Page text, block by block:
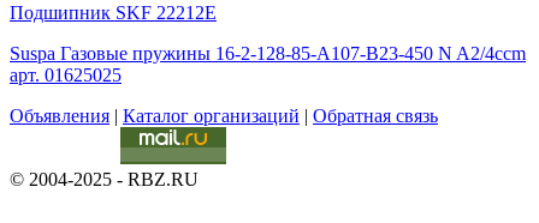
Подшипник SKF 22212E
Suspa Газовые пружины 16-2-128-85-A107-B23-450 N A2/4ccm
арт. 01625025
Объявления | Каталог организаций | Обратная связь
© 2004-2025 - RBZ.RU